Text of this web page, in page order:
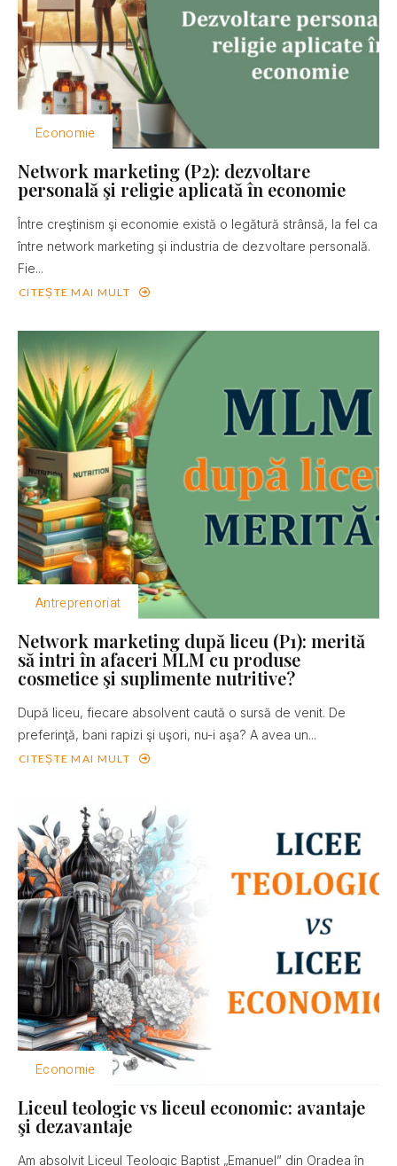
Economie
Network marketing (P2): dezvoltare
personală şi religie aplicată în economie
Între creştinism şi economie există o legătură strânsă, la fel ca
între network marketing şi industria de dezvoltare personală.
Fie...
CITEȘTE MAI MULT
Antreprenoriat
Network marketing după liceu (P1): merită
să intri în afaceri MLM cu produse
cosmetice şi suplimente nutritive?
După liceu, fiecare absolvent caută o sursă de venit. De
preferinţă, bani rapizi şi uşori, nu-i aşa? A avea un...
CITEȘTE MAI MULT
Economie
Liceul teologic vs liceul economic: avantaje
şi dezavantaje
Am absolvit Liceul Teologic Baptist „Emanuel” din Oradea în